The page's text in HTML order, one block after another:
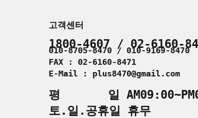
고객센터
1800-4607 / 02-6160-
010-8705-8470 / 010-9169-8470
FAX : 02-6160-8471
E-Mail : plus8470@gmail.com
평 일
토.일.공휴일 휴무